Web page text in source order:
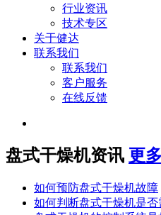
行业资讯
技术专区
关于健达
联系我们
联系我们
客户服务
在线反馈
盘式干燥机资讯 更
如何预防盘式干燥机故障
如何判断盘式干燥机是